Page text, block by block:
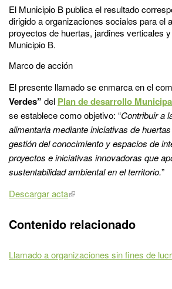
El Municipio B publica el resultado
dirigido a organizaciones sociales para el
proyectos de huertas, jardines verticales
Municipio B.
Marco de acción
El presente llamado se enmarca en el
Verdes” del Plan de desarrollo
se establece como objetivo: “Contribuir a
alimentaria mediante iniciativas de
gestión del conocimiento y espacios de
proyectos e iniciativas innovadoras que
sustentabilidad ambiental en el territorio.”
Descargar acta
Contenido relacionado
Llamado a organizaciones sin fines de